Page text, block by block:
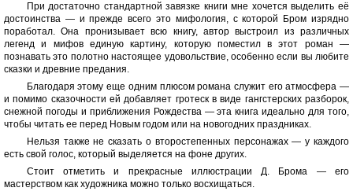
При достаточно стандартной завязке книги мне хочется выделить её
достоинства — и прежде всего это мифология, с которой Бром изрядно
поработал. Она пронизывает всю книгу, автор выстроил из различных
легенд и мифов единую картину, которую поместил в этот роман —
познавать это полотно настоящее удовольствие, особенно если вы любите
сказки и древние предания.
Благодаря этому еще одним плюсом романа служит его атмосфера —
и помимо сказочности ей добавляет гротеск в виде гангстерских разборок,
снежной погоды и приближения Рождества — эта книга идеально для того,
чтобы читать ее перед Новым годом или на новогодних праздниках.
Нельзя также не сказать о второстепенных персонажах — у каждого
есть свой голос, который выделяется на фоне других.
Стоит отметить и прекрасные иллюстрации Д. Брома — его
мастерством как художника можно только восхищаться.